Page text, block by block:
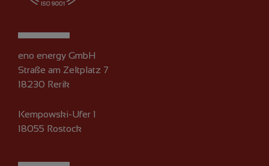
eno energy GmbH
Straße am Zeltplatz 7
18230 Rerik
Kempowski-Ufer 1
18055 Rostock